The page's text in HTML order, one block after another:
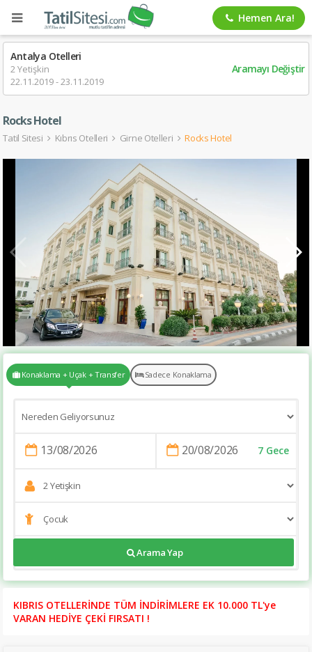
Hemen Ara!
Antalya Otelleri
2 Yetişkin
22.11.2019 - 23.11.2019
Aramayı Değiştir
Rocks Hotel
Tatil Sitesi Kıbrıs Otelleri Girne Otelleri Rocks Hotel
https://tatilsitesi.com/rocks-hotel
Konaklama + Uçak + Transfer Sadece Konaklama
7 Gece
Arama Yap
KIBRIS OTELLERİNDE TÜM İNDİRİMLERE EK 10.000 TL'ye
VARAN HEDİYE ÇEKİ FIRSATI !